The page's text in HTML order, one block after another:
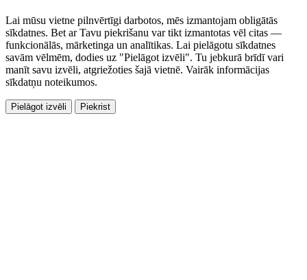
Lai mūsu vietne pilnvērtīgi darbotos, mēs izmantojam obligātās
sīkdatnes. Bet ar Tavu piekrišanu var tikt izmantotas vēl citas —
funkcionālās, mārketinga un analītikas. Lai pielāgotu sīkdatnes
savām vēlmēm, dodies uz "Pielāgot izvēli". Tu jebkurā brīdī vari
manīt savu izvēli, atgriežoties šajā vietnē. Vairāk informācijas
sīkdatņu noteikumos.
Pielāgot izvēli Piekrist